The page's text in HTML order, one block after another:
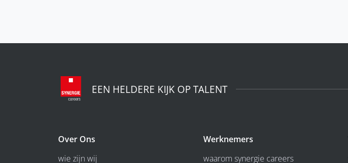
EEN HELDERE KIJK OP TALENT
Over Ons
wie zijn wij
Werknemers
waarom synergie careers